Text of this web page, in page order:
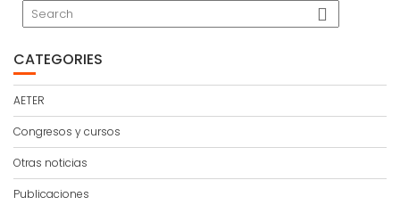
CATEGORIES
AETER
Congresos y cursos
Otras noticias
Publicaciones